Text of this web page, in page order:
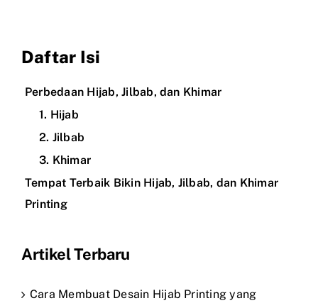
Daftar Isi
Perbedaan Hijab, Jilbab, dan Khimar
1. Hijab
2. Jilbab
3. Khimar
Tempat Terbaik Bikin Hijab, Jilbab, dan Khimar
Printing
Artikel Terbaru
Cara Membuat Desain Hijab Printing yang